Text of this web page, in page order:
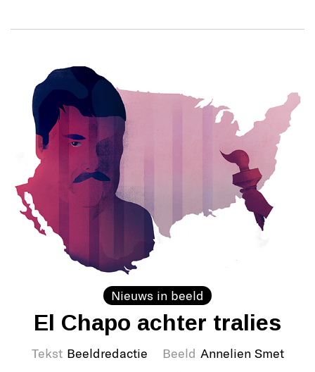
Nieuws in beeld
El Chapo achter tralies
Tekst Beeldredactie Beeld Annelien Smet